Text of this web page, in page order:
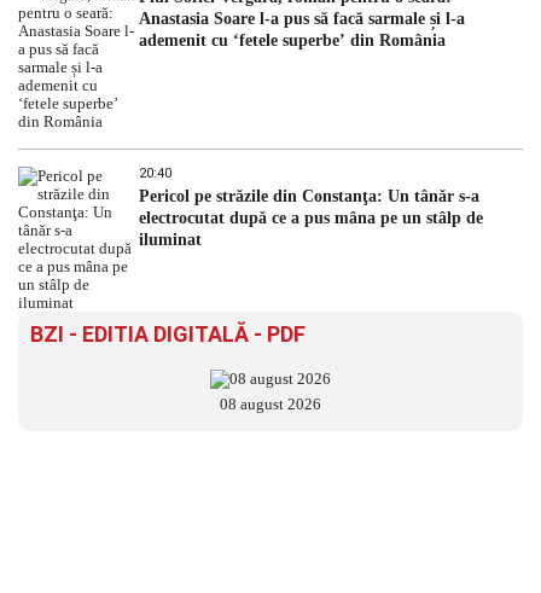
Anastasia Soare l-a pus să facă sarmale și l-a
ademenit cu ‘fetele superbe’ din România
20:40
Pericol pe străzile din Constanţa: Un tânăr s-a
electrocutat după ce a pus mâna pe un stâlp de
iluminat
BZI - EDITIA DIGITALĂ - PDF
08 august 2026